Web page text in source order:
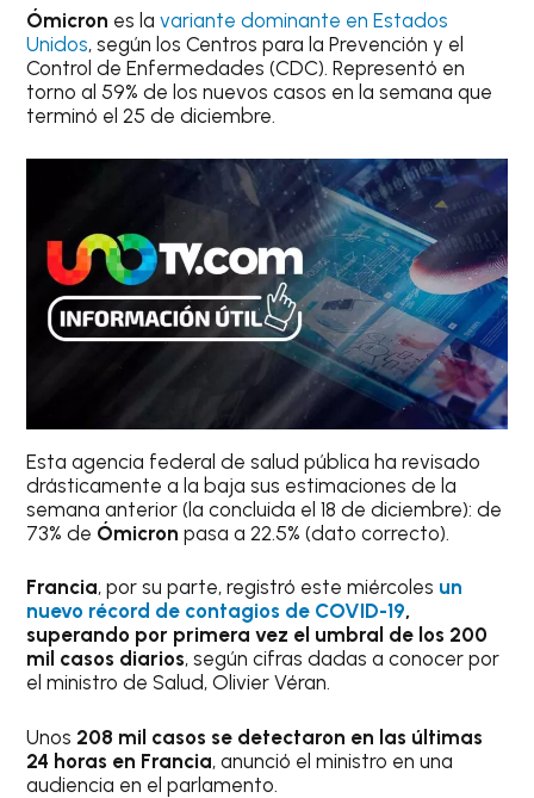
Ómicron es lavariante dominante en Estados
Unidos, según los Centros para la Prevención y el
Control de Enfermedades (CDC). Representó en
torno al 59% de los nuevos casos en la semana que
terminó el 25 de diciembre.
Esta agencia federal de salud pública ha revisado
drásticamente a la baja sus estimaciones de la
semana anterior (la concluida el 18 de diciembre): de
73% de Ómicron pasa a 22.5% (dato correcto).
Francia, por su parte, registró este miércoles un
nuevo récord de contagios de COVID-19,
superando por primera vez el umbral de los 200
mil casos diarios, según cifras dadas a conocer por
el ministro de Salud, Olivier Véran.
Unos 208 mil casos se detectaron en las últimas
24 horas en Francia, anunció el ministro en una
audiencia en el parlamento.